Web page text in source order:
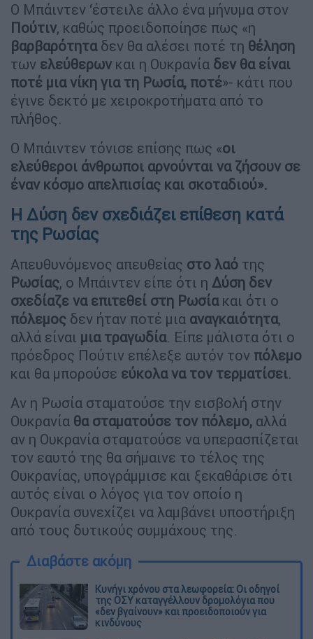
Ο Μπάιντεν ‘έστειλε άλλο ένα μήνυμα στον
Πούτιν, καθώς προειδοποίησε πως «η
βαρβαρότηταδεν θα αλέσει ποτέ τη θέληση
των ελεύθερων και η Ουκρανία δεν θα είναι
ποτέ μια νίκη για τη Ρωσία, ποτέ»- κάτι που
έγινε δεκτό με χειροκροτήματα από το
πλήθος.
Ο Μπάιντεν τόνισε επίσης πως «οι
ελεύθεροι άνθρωποι αρνούνται να ζήσουν σε
έναν κόσμο απελπισίας και σκοταδιού».
Η Δύση δεν σχεδιάζει επίθεση κατά
της Ρωσίας
Απευθυνόμενος απευθείας στο λαό της
Ρωσίας, ο Μπάιντεν είπε ότι η Δύση δεν
σχεδίαζε να επιτεθεί στη Ρωσίακαι ότι ο
πόλεμος δεν ήταν ποτέ μια αναγκαιότητα,
αλλά είναι μια τραγωδία. Είπε μάλιστα ότι ο
πρόεδρος Πούτιν επέλεξε αυτόν τον πόλεμο
και θα μπορούσε εύκολα να τον τερματίσει.
Αν η Ρωσία σταματούσε την εισβολή στην
Ουκρανία θα σταματούσε τον πόλεμο, αλλά
αν η Ουκρανία σταματούσε να υπερασπίζεται
τον εαυτό της θα σήμαινε το τέλος της
Ουκρανίας, υπογράμμισε και ξεκαθάρισε ότι
αυτός είναι ο λόγος για τον οποίο η
Ουκρανία συνεχίζει να λαμβάνει υποστήριξη
από τους δυτικούς συμμάχους της.
Διαβάστε ακόμη
Κυνήγι χρόνου στα λεωφορεία: Οι οδηγοί
της ΟΣΥ καταγγέλλουν δρομολόγια που
«δεν βγαίνουν» και προειδοποιούν για
κινδύνους